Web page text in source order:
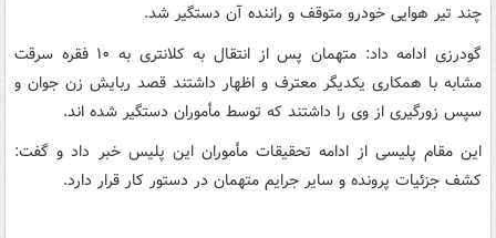
چند تیر هوایی خودرو متوقف و راننده آن دستگیر شد.
گودرزی ادامه داد: متهمان پس از انتقال به کلانتری به ۱۰ فقره سرقت
مشابه با همکاری یکدیگر معترف و اظهار داشتند قصد ربایش زن جوان و
سپس زورگیری از وی را داشتند که توسط مأموران دستگیر شده اند.
این مقام پلیسی از ادامه تحقیقات مأموران این پلیس خبر داد و گفت:
کشف جزئیات پرونده و سایر جرایم متهمان در دستور کار قرار دارد.